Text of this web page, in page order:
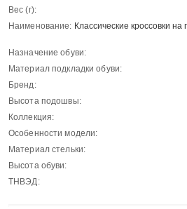
Вес (г):
Наименование: Классические кроссовки
Назначение обуви:
Материал подкладки обуви:
Бренд:
Высота подошвы:
Коллекция:
Особенности модели:
Материал стельки:
Высота обуви:
ТНВЭД: